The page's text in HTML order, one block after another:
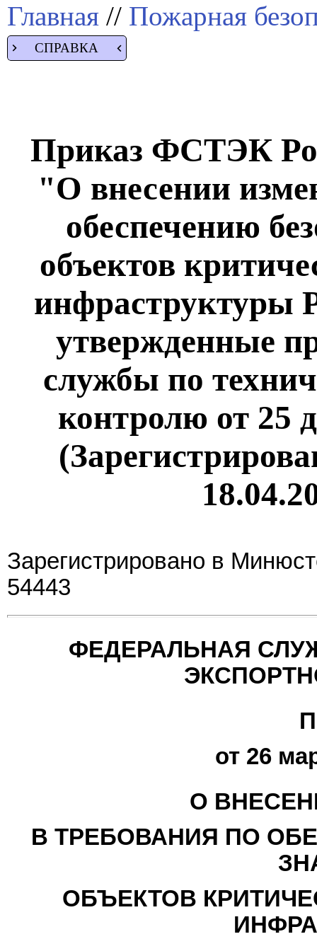
Главная // Пожарная
СПРАВКА
Приказ ФСТЭК
"О внесении
обеспечению
объектов
инфраструктуры
утвержденные
службы по
контролю от 25
Зарегистрировано в
54443
ФЕДЕРАЛЬНАЯ
от 26
О
В ТРЕБОВАНИЯ ПО
ОБЪЕКТОВ